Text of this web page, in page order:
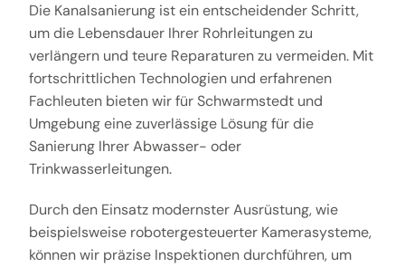
Die Kanalsanierung ist ein entscheidender Schritt,
um die Lebensdauer Ihrer Rohrleitungen zu
verlängern und teure Reparaturen zu vermeiden. Mit
fortschrittlichen Technologien und erfahrenen
Fachleuten bieten wir für Schwarmstedt und
Umgebung eine zuverlässige Lösung für die
Sanierung Ihrer Abwasser- oder
Trinkwasserleitungen.
Durch den Einsatz modernster Ausrüstung, wie
beispielsweise robotergesteuerter Kamerasysteme,
können wir präzise Inspektionen durchführen, um